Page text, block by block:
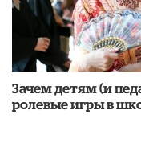
Зачем детям (и
ролевые игры в